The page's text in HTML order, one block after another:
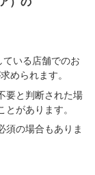
いる店舗でのお
められます。
要と判断された場
があります。
須の場合もありま